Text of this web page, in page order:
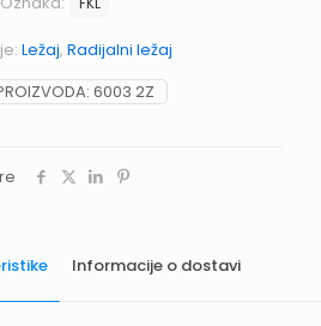
6003 2Z
Ležaj, Radijalni ležaj
Informacije o dostavi